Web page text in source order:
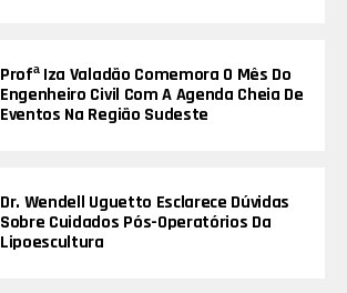
Profª Iza Valadão Comemora O Mês Do
Engenheiro Civil Com A Agenda Cheia De
Eventos Na Região Sudeste
Dr. Wendell Uguetto Esclarece Dúvidas
Sobre Cuidados Pós-Operatórios Da
Lipoescultura